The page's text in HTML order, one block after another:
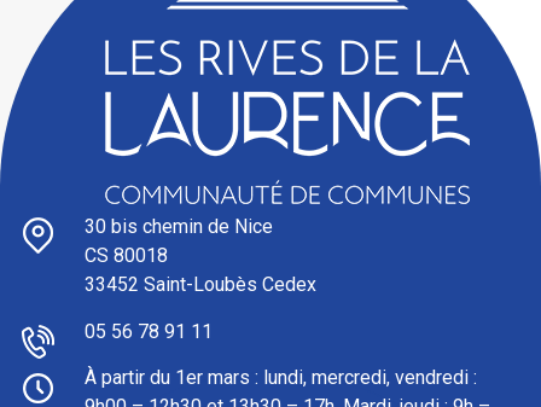
30 bis chemin de Nice
CS 80018
33452 Saint-Loubès Cedex
05 56 78 91 11
À partir du 1er mars : l undi, mercredi, vendredi :